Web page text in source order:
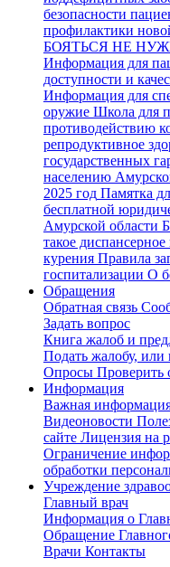
безопасности
профилактики
БОЯТЬСЯ НЕ
Информация для
доступности и
Информация для
оружие Школа для
противодействию
репродуктивное
государственных
населению
2025 год Памятка
бесплатной
Амурской области
такое
курения Правила
госпитализации О
Обращения
Обратная связь
Задать вопрос
Книга жалоб и
Подать жалобу, или
Опросы Проверить
Информация
Важная
Видеоновости
сайте Лицензия на
Ограничение
обработки
Учреждение
Главный врач
Информация о
Обращение
Врачи Контакты